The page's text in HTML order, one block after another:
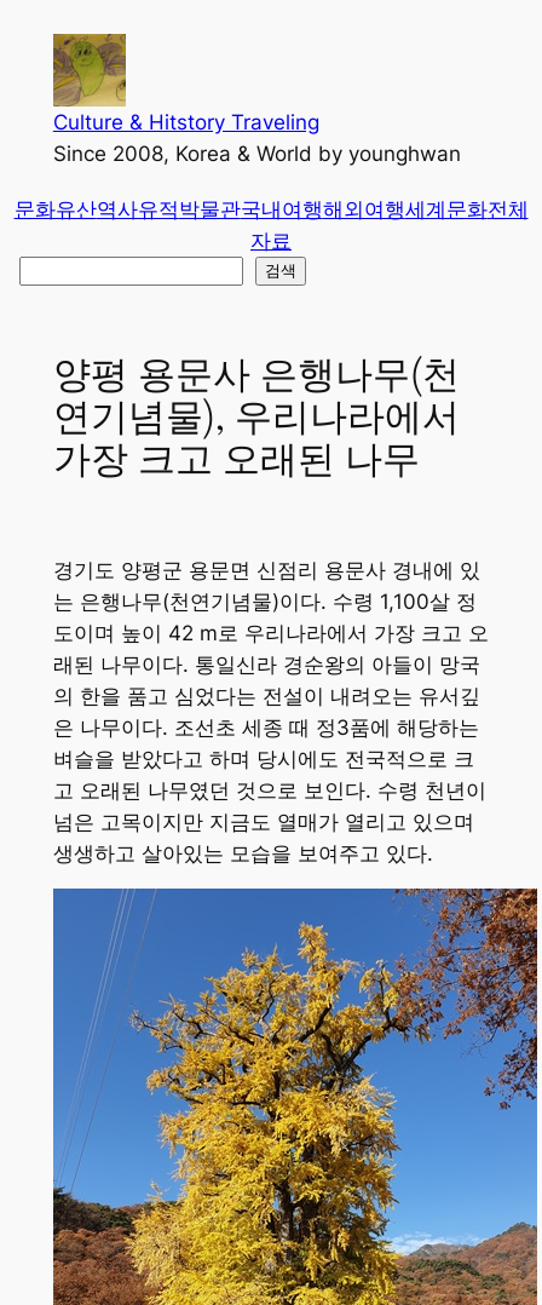
가
Culture & Hitstory Traveling
Since 2008, Korea & World by younghwan
문화유산역사유적박물관국내여행해외여행세계문화전체
자료
검색
양평 용문사 은행나무(천
연기념물), 우리나라에서
가장 크고 오래된 나무
경기도 양평군 용문면 신점리 용문사 경내에 있
는 은행나무(천연기념물)이다. 수령 1,100살 정
도이며 높이 42 m로 우리나라에서 가장 크고 오
래된 나무이다. 통일신라 경순왕의 아들이 망국
의 한을 품고 심었다는 전설이 내려오는 유서깊
은 나무이다. 조선초 세종 때 정3품에 해당하는
벼슬을 받았다고 하며 당시에도 전국적으로 크
고 오래된 나무였던 것으로 보인다. 수령 천년이
넘은 고목이지만 지금도 열매가 열리고 있으며
생생하고 살아있는 모습을 보여주고 있다.